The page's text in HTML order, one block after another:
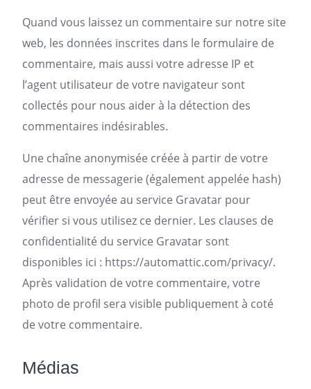
Quand vous laissez un commentaire sur notre site
web, les données inscrites dans le formulaire de
commentaire, mais aussi votre adresse IP et
l’agent utilisateur de votre navigateur sont
collectés pour nous aider à la détection des
commentaires indésirables.
Une chaîne anonymisée créée à partir de votre
adresse de messagerie (également appelée hash)
peut être envoyée au service Gravatar pour
vérifier si vous utilisez ce dernier. Les clauses de
confidentialité du service Gravatar sont
disponibles ici : https://automattic.com/privacy/.
Après validation de votre commentaire, votre
photo de profil sera visible publiquement à coté
de votre commentaire.
Médias